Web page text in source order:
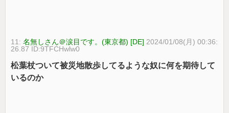
11:名無しさん＠涙目です。(東京都) [DE] 2024/01/08(月) 00:36:
26.87 ID:9TFCHwlw0
松葉杖ついて被災地散歩してるような奴に何を期待して
いるのか